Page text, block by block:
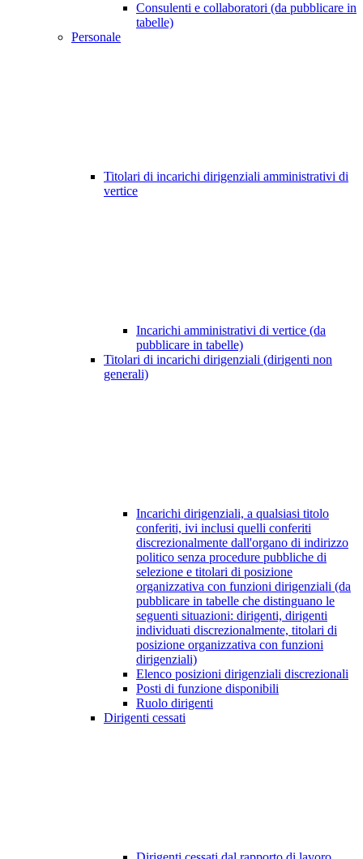
Consulenti e collaboratori (da pubblicare in
tabelle)
Personale
Titolari di incarichi dirigenziali amministrativi di
vertice
Incarichi amministrativi di vertice (da
pubblicare in tabelle)
Titolari di incarichi dirigenziali (dirigenti non
generali)
Incarichi dirigenziali, a qualsiasi titolo
conferiti, ivi inclusi quelli conferiti
discrezionalmente dall'organo di indirizzo
politico senza procedure pubbliche di
selezione e titolari di posizione
organizzativa con funzioni dirigenziali (da
pubblicare in tabelle che distinguano le
seguenti situazioni: dirigenti, dirigenti
individuati discrezionalmente, titolari di
posizione organizzativa con funzioni
dirigenziali)
Elenco posizioni dirigenziali discrezionali
Posti di funzione disponibili
Ruolo dirigenti
Dirigenti cessati